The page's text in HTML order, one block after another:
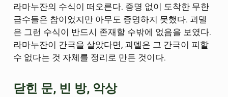
라마누잔의 수식이 떠오른다. 증명 없이 도착한 무한
급수들은 참이었지만 아무도 증명하지 못했다. 괴델
은 그런 수식이 반드시 존재할 수밖에 없음을 보였다.
라마누잔이 간극을 살았다면, 괴델은 그 간극이 피할
수 없다는 것 자체를 정리로 만든 것이다.
닫힌 문, 빈 방, 악상